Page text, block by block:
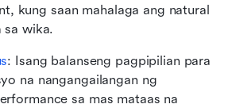
kung saan mahalaga ang natural
sa wika.
: Isang balanseng pagpipilian para
na nangangailangan ng
sa mas mataas na